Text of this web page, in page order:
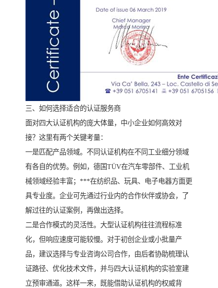
三、如何选择适合的认证服务商
面对四大认证机构的庞大体量，中小企业如何高效对
接？这里有两个关键考量：
一是匹配产品领域。不同认证机构在不同工业细分领域
有各自的优势。例如，德国TÜV在汽车零部件、工业机
械领域经验丰富；***在纺织品、玩具、电子电器方面更
具专业度。企业可先通过行业内的合作伙伴或协会，了
解过往的认证案例，再做出选择。
二是合作模式的灵活性。大型认证机构往往流程标准
化，但响应速度可能较慢。对于初创企业或小批量产
品，建议选择与专业咨询公司合作，由后者协助梳理认
证路径、优化技术文件，并与四大认证机构的实验室建
立预审通道。这样一来，既能借助认证机构的权威背